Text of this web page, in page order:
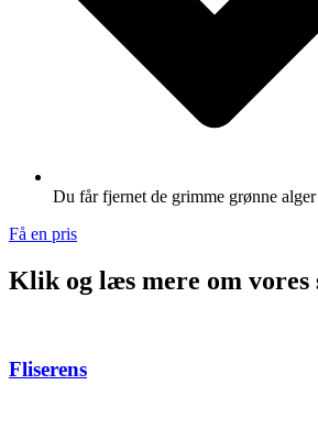
Du får fjernet de grimme grønne alger
Få en pris
Klik og læs mere om vores
Fliserens